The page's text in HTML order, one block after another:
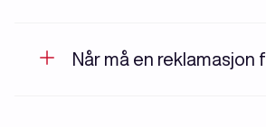
Når må en reklamasjon